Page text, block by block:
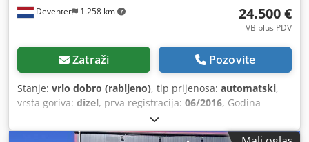
Deventer 1.258 km 24.500 €
VB plus PDV
Zatraži Pozovite
Stanje: vrlo dobro (rabljeno), tip prijenosa: automatski,
vrsta goriva: dizel, prva registracija: 06/2016, Godina
2.058 h